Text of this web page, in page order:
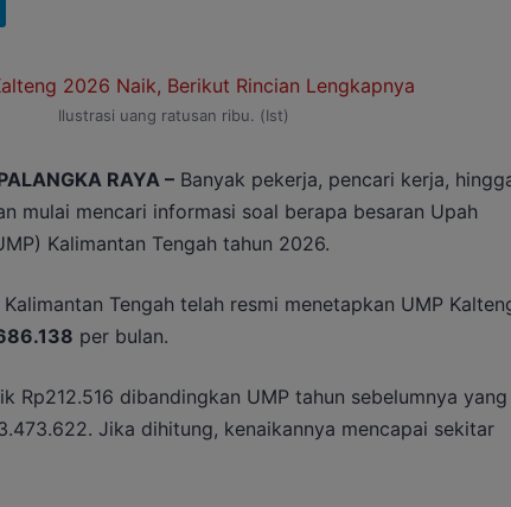
Ilustrasi uang ratusan ribu. (Ist)
RAYA –Banyak pekerja, pencari kerja,
mulai mencari informasi soal berapa besaran Upah
Kalimantan Tengah tahun 2026.
Tengah telah resmi menetapkan UMP
per bulan.
Rp212.516 dibandingkan UMP tahun sebelumnya yang
Jika dihitung, kenaikannya mencapai sekitar